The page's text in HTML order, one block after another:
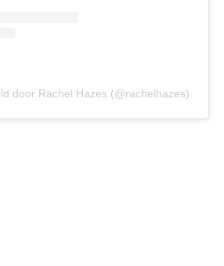
door Rachel Hazes (@rachelhazes)